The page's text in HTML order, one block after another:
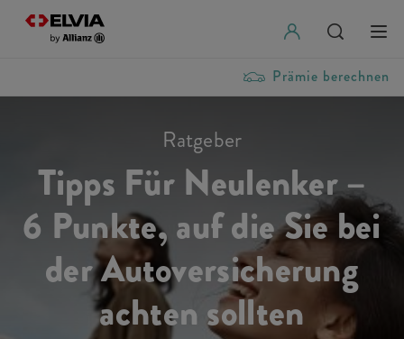
Prämie berechnen
Ratgeber
Tipps Für Neulenker –
6 Punkte, auf die Sie bei
der Autoversicherung
achten sollten